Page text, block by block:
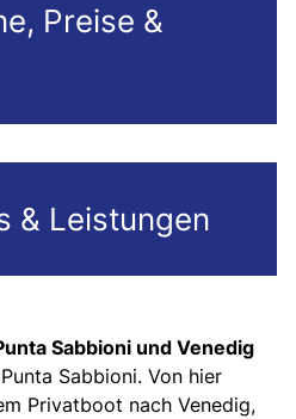
Preise &
& Leistungen
Sabbioni und Venedig
Sabbioni. Von hier
Privatboot nach Venedig,